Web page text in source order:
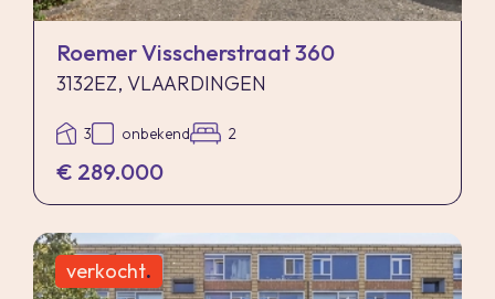
Roemer Visscherstraat 360
3132EZ, VLAARDINGEN
3 onbekend 2
€ 289.000
verkocht.